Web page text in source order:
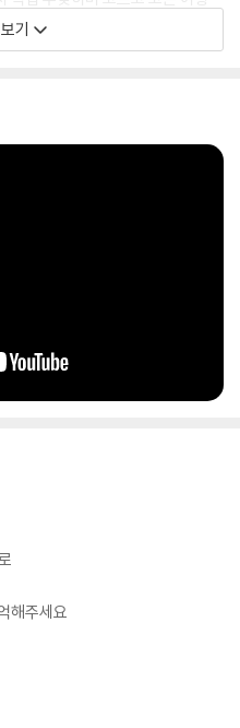
한다. 마지막에는 도쿄잇초메가
즈를 넣어 재미와 실용성을 둘 다
달라질 것이다!
기
해주세요